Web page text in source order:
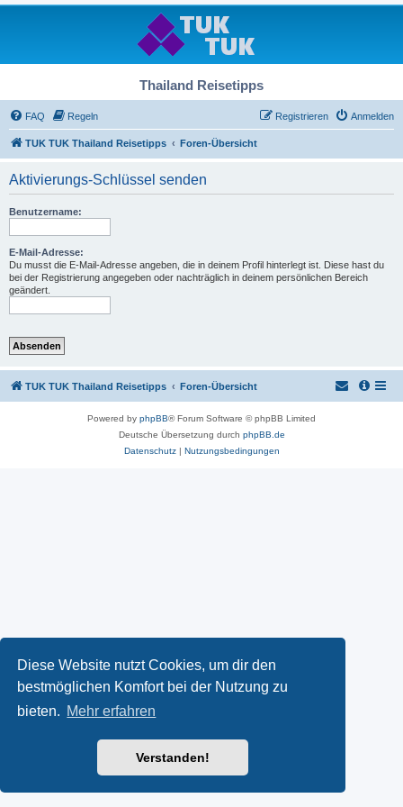
Diese Website nutzt Cookies, um dir den
bestmöglichen Komfort bei der Nutzung zu
bieten. Mehr erfahren
Verstanden!
Thailand Reisetipps
FAQ Regeln Anmelden
Registrieren
TUK TUK Thailand Reisetipps Foren-Übersicht
Aktivierungs-Schlüssel senden
Benutzername:
E-Mail-Adresse:
Du musst die E-Mail-Adresse angeben, die in deinem Profil hinterlegt ist. Diese hast du
bei der Registrierung angegeben oder nachträglich in deinem persönlichen Bereich
geändert.
TUK TUK Thailand Reisetipps Foren-Übersicht
Powered by phpBB® Forum Software © phpBB Limited
Deutsche Übersetzung durch phpBB.de
Datenschutz| Nutzungsbedingungen